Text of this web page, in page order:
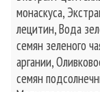
монаскуса,
лецитин, Вода
семян зеленого
аргании,
семян